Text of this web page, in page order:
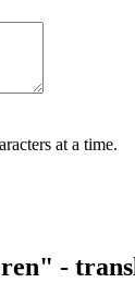
at a time.
-